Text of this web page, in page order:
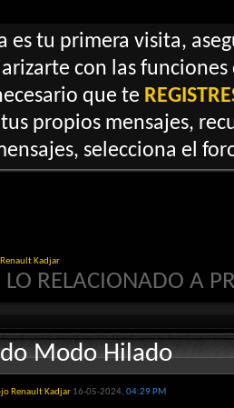
es tu primera visita,
con las funciones
que te
propios mensajes,
selecciona el
Kadjar
LO RELACIONADO A
Modo Hilado
Renault Kadjar 16-05-2024, 04:29 PM